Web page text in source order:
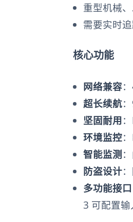
重型机械
需要实时
核心功能
网络兼容
超长续航
坚固耐用
环境监控
智能监测
防盗设计
多功能接口
3 可配置输